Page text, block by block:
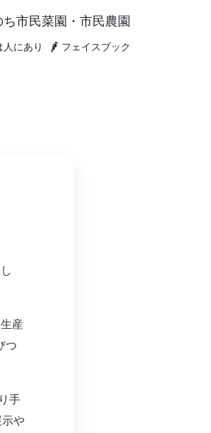
ち市民菜園・市民農園
人にあり フェイスブック
産
つ
手
や